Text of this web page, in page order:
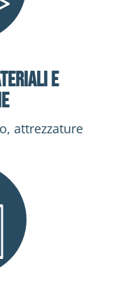
e
attrezzature